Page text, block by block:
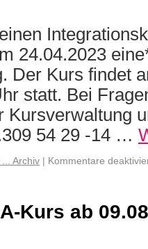
24.04.2023
Der Kurs findet
statt. Bei
Kursverwaltung
54 29 -14 …
Archiv | Kommentare
Kurs ab